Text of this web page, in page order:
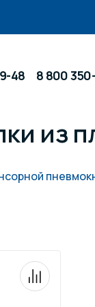
48 8 800
из